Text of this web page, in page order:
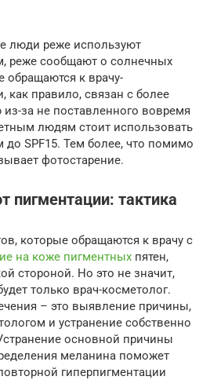
люди реже используют
реже сообщают о солнечных
обращаются к врачу-
как правило, связан с более
за не поставленного вовремя
людям стоит использовать
SPF15. Тем более, что помимо
фотостарение.
пигментации: тактика
которые обращаются к врачу с
на коже пигментных пятен,
стороной. Но это не значит,
только врач-косметолог.
– это выявление причины,
и устранение собственно
основной причины
меланина поможет
гиперпигментации